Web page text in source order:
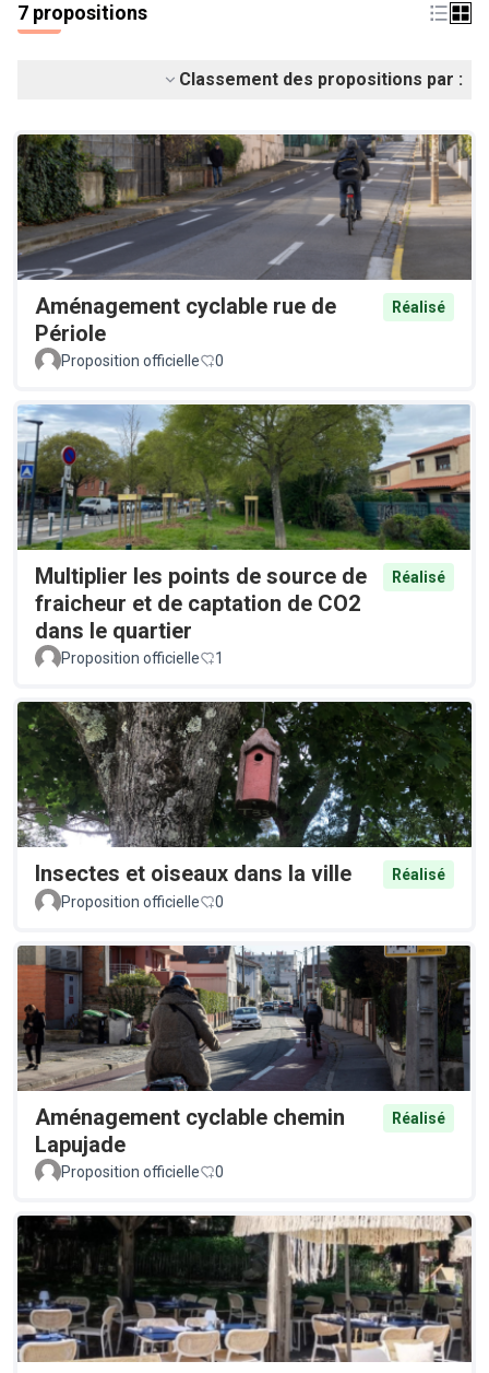
7 propositions
Classement des propositions par :
Aménagement cyclable rue de
Périole
Réalisé
Proposition officielle 0
Multiplier les points de source de
fraicheur et de captation de CO2
dans le quartier
Réalisé
Proposition officielle 1
Insectes et oiseaux dans la ville
Réalisé
Proposition officielle
0
Aménagement cyclable chemin
Lapujade
Réalisé
Proposition officielle 0